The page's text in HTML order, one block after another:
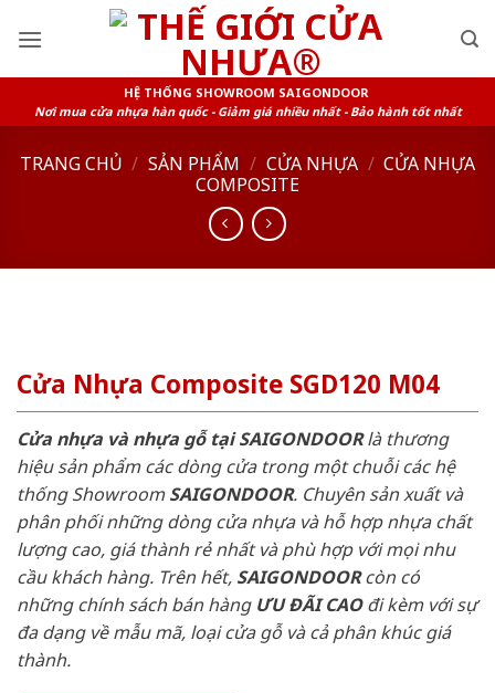
HỆ THỐNG SHOWROOM SAIGONDOOR
Nơi mua cửa nhựa hàn quốc - Giảm giá nhiều nhất - Bảo hành tốt nhất
TRANG CHỦ / SẢN PHẨM / CỬA NHỰA / CỬA NHỰA
COMPOSITE
Cửa Nhựa Composite SGD120 M04
Cửa nhựa và nhựa gỗ tại SAIGONDOORlà thương
hiệu sản phẩm các dòng cửa trong một chuỗi các hệ
thống ShowroomSAIGONDOOR. Chuyên sản xuất và
phân phối những dòng cửa nhựa và hỗ hợp nhựa chất
lượng cao, giá thành rẻ nhất và phù hợp với mọi nhu
cầu khách hàng. Trên hết, SAIGONDOORcòn có
những chính sách bán hàng ƯU ĐÃI CAOđi kèm với sự
đa dạng về mẫu mã, loại cửa gỗ và cả phân khúc giá
thành.